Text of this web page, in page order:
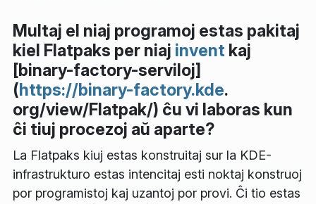
Multaj el niaj programoj estas pakitaj
kiel Flatpaks per niaj invent kaj
[binary-factory-serviloj]
(https://binary-factory.kde.
org/view/Flatpak/) ĉu vi laboras kun
ĉi tiuj procezoj aŭ aparte?
La Flatpaks kiuj estas konstruitaj sur la KDE-
infrastrukturo estas intencitaj esti noktaj konstruoj
por programistoj kaj uzantoj por provi. Ĉi tio estas